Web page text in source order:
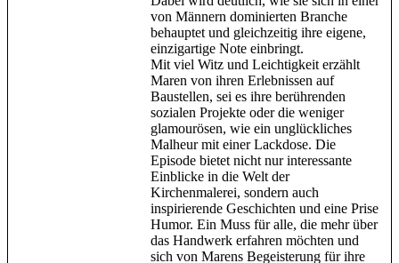
von Männern dominierten Branche
behauptet und gleichzeitig ihre eigene,
einzigartige Note einbringt.
Mit viel Witz und Leichtigkeit erzählt
Maren von ihren Erlebnissen auf
Baustellen, sei es ihre berührenden
sozialen Projekte oder die weniger
glamourösen, wie ein unglückliches
Malheur mit einer Lackdose. Die
Episode bietet nicht nur interessante
Einblicke in die Welt der
Kirchenmalerei, sondern auch
inspirierende Geschichten und eine Prise
Humor. Ein Muss für alle, die mehr über
das Handwerk erfahren möchten und
sich von Marens Begeisterung für ihre